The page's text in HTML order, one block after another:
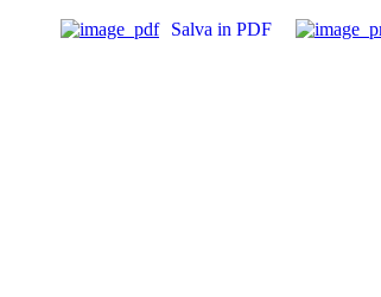
Salva in PDF